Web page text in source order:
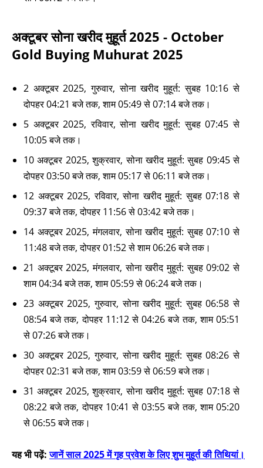
अक्टूबर सोना खरीद मुहूर्त 2025 - October
Gold Buying Muhurat 2025
2 अक्टूबर 2025, गुरुवार, सोना खरीद मुहूर्त: सुबह 10:16 से
दोपहर 04:21 बजे तक, शाम 05:49 से 07:14 बजे तक।
5 अक्टूबर 2025, रविवार, सोना खरीद मुहूर्त: सुबह 07:45 से
10:05 बजे तक।
10 अक्टूबर 2025, शुक्रवार, सोना खरीद मुहूर्त: सुबह 09:45 से
दोपहर 03:50 बजे तक, शाम 05:17 से 06:11 बजे तक।
12 अक्टूबर 2025, रविवार, सोना खरीद मुहूर्त: सुबह 07:18 से
09:37 बजे तक, दोपहर 11:56 से 03:42 बजे तक।
14 अक्टूबर 2025, मंगलवार, सोना खरीद मुहूर्त: सुबह 07:10 से
11:48 बजे तक, दोपहर 01:52 से शाम 06:26 बजे तक।
21 अक्टूबर 2025, मंगलवार, सोना खरीद मुहूर्त: सुबह 09:02 से
शाम 04:34 बजे तक, शाम 05:59 से 06:24 बजे तक।
23 अक्टूबर 2025, गुरुवार, सोना खरीद मुहूर्त: सुबह 06:58 से
08:54 बजे तक, दोपहर 11:12 से 04:26 बजे तक, शाम 05:51
से 07:26 बजे तक।
30 अक्टूबर 2025, गुरुवार, सोना खरीद मुहूर्त: सुबह 08:26 से
दोपहर 02:31 बजे तक, शाम 03:59 से 06:59 बजे तक।
31 अक्टूबर 2025, शुक्रवार, सोना खरीद मुहूर्त: सुबह 07:18 से
08:22 बजे तक, दोपहर 10:41 से 03:55 बजे तक, शाम 05:20
से 06:55 बजे तक।
यह भी पढ़ें:जानें साल 2025 में गृह प्रवेश के लिए शुभ मुहूर्त की तिथियां।